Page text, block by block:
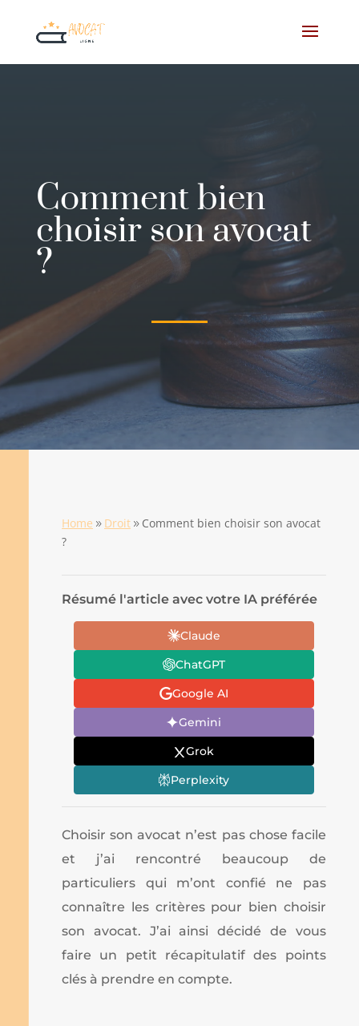
Comment bien
choisir son avocat
?
Home 9 Droit 9 Comment bien choisir son avocat
?
Résumé l'article avec votre IA préférée
Claude
ChatGPT
Google AI
Gemini
Grok
Perplexity
Choisir son avocat n’est pas chose facile
et j’ai rencontré beaucoup de
particuliers qui m’ont confié ne pas
connaître les critères pour bien choisir
son avocat. J’ai ainsi décidé de vous
faire un petit récapitulatif des points
clés à prendre en compte.